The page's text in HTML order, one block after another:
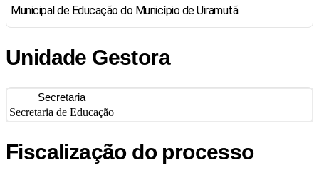
Municipal de Educação do Município de Uiramutã.
Unidade Gestora
Secretaria
Secretaria de Educação
Fiscalização do processo